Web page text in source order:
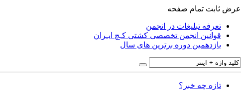
عرض ثابت تمام صفحه
تعرفه تبلیغات در انجمن
قوانین انجمن تخصصی کشتی کـچ ایـران
یازدهمین دوره برترین های سال
تازه چه خبر؟